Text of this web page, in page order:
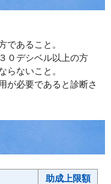
であること。
０デシベル以上の方
らないこと。
が必要であると診断さ
助成上限額